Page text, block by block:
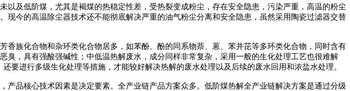
及低阶煤，尤其是褐煤的热稳定性差，受热裂变成粉尘，存在安全隐患，污染严重，高温的粉尘
今的高温除尘器技术还不能彻底解决严重的油气粉尘分离和安全隐患，虽然采用陶瓷过滤器交替
族化合物和杂环类化合物居多，如苯酚、酚的同系物萘、蒽、苯并芘等多环类化合物，同时含有
，具有强酸强碱性；中低温热解废水，成分同样非常复杂，采用一般的生化处理工艺也很难解
要进行多级生化处理等措施，才能较好解决热解的废水处理以及后续的废水回用和浓盐水处理。
品核心技术因素是决定要素。全产业链产品方案众多。低阶煤热解全产业链解决方案是通过分级